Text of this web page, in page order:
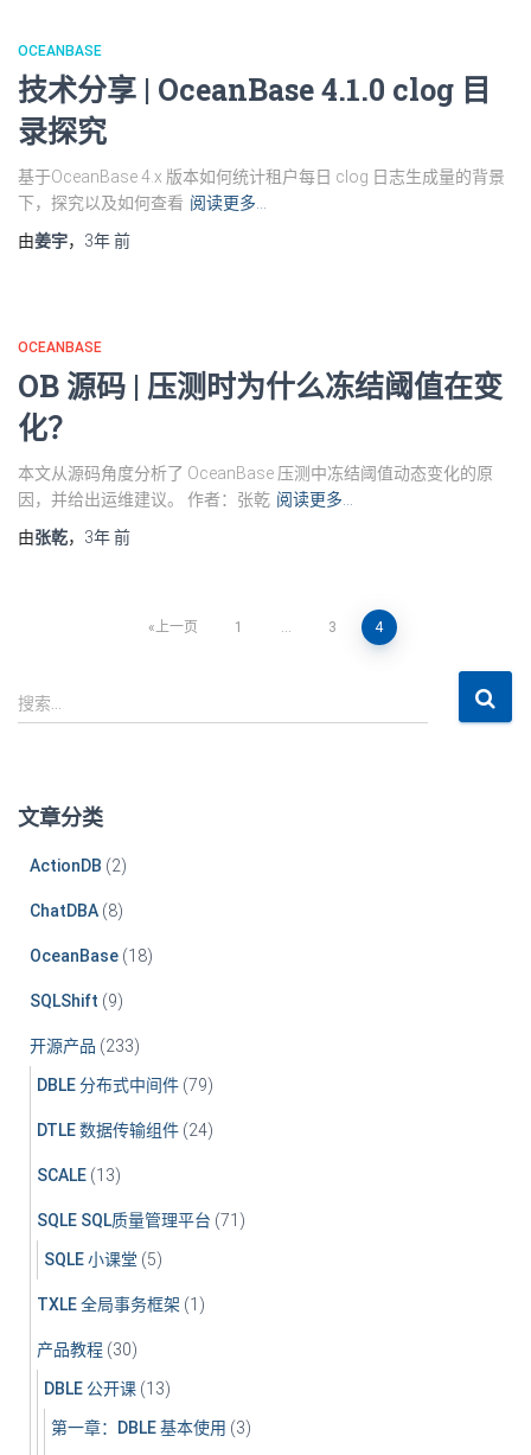
OCEANBASE
技术分享 | OceanBase 4.1.0 clog 目
录探究
基于OceanBase 4.x 版本如何统计租户每日 clog 日志生成量的背景
下，探究以及如何查看 阅读更多…
由姜宇， 3年前
OCEANBASE
OB 源码 | 压测时为什么冻结阈值在变
化？
本文从源码角度分析了 OceanBase 压测中冻结阈值动态变化的原
因，并给出运维建议。 作者：张乾 阅读更多…
由张乾， 3年前
章
航
上一页 1 … 3 4
搜
索
搜索…
文章分类
ActionDB (2)
ChatDBA (8)
OceanBase (18)
SQLShift (9)
开源产品 (233)
DBLE 分布式中间件 (79)
DTLE 数据传输组件 (24)
SCALE (13)
SQLE SQL质量管理平台 (71)
SQLE 小课堂 (5)
TXLE 全局事务框架 (1)
产品教程 (30)
DBLE 公开课 (13)
第一章：DBLE 基本使用 (3)